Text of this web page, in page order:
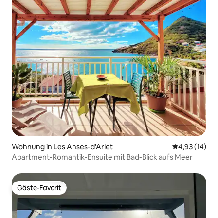
Wohnung in Les Anses-d’Arlet
4,93 (14)
Apartment-Romantik-Ensuite mit Bad-Blick aufs Meer
Gäste-Favorit
Gäste-Favorit